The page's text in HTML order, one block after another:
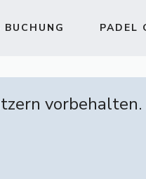
BUCHUNG PADEL